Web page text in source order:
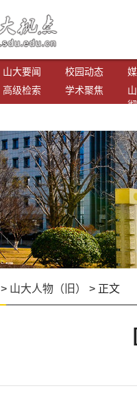
山大要闻 校园动态
高级检索 学术聚焦
> 山大人物（旧） > 正文